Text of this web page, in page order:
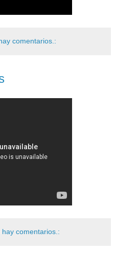
comentarios.:
hay comentarios.: